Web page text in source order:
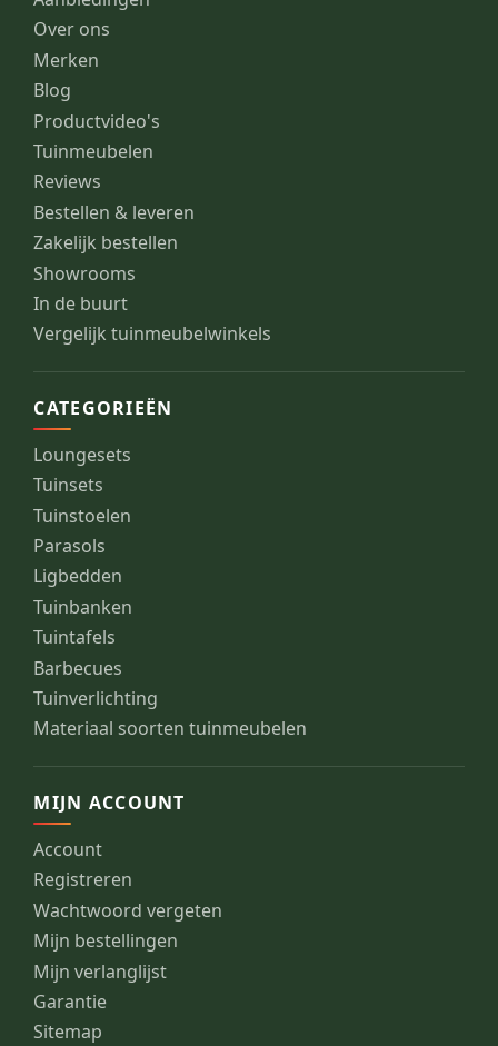
Over ons
Merken
Blog
Productvideo's
Tuinmeubelen
Reviews
Bestellen & leveren
Zakelijk bestellen
Showrooms
In de buurt
Vergelijk tuinmeubelwinkels
CATEGORIEËN
Loungesets
Tuinsets
Tuinstoelen
Parasols
Ligbedden
Tuinbanken
Tuintafels
Barbecues
Tuinverlichting
Materiaal soorten tuinmeubelen
MIJN ACCOUNT
Account
Registreren
Wachtwoord vergeten
Mijn bestellingen
Mijn verlanglijst
Garantie
Sitemap